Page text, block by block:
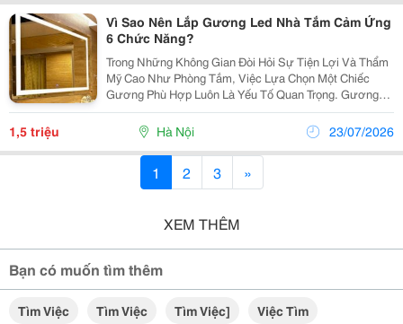
Vì Sao Nên Lắp Gương Led Nhà Tắm Cảm Ứng
6 Chức Năng?
Trong Những Không Gian Đòi Hỏi Sự Tiện Lợi Và Thẩm
Mỹ Cao Như Phòng Tắm, Việc Lựa Chọn Một Chiếc
Gương Phù Hợp Luôn Là Yếu Tố Quan Trọng. Gương
Led Nhà Tắm Cảm Ứng 6 Chức Năng Ra Đời Như Một
Giải Pháp Hoàn Hảo Cho Nhu Cầu Sử Dụng Hiện Đại.
Không Chỉ...
1,5 triệu Hà Nội 23/07/2026
1 2 3 »
XEM THÊM
Bạn có muốn tìm thêm
Tìm Việc Tìm Việc Tìm Việc]
Việc Tìm